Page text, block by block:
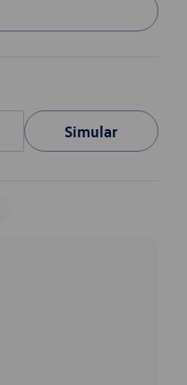
Simular